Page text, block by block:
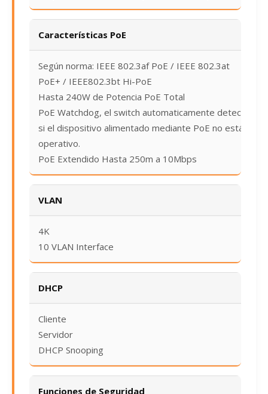
Características PoE
Según norma: IEEE 802.3af PoE / IEEE 802.3at
PoE+ / IEEE802.3bt Hi-PoE
Hasta 240W de Potencia PoE Total
PoE Watchdog, el switch automaticamente detecta
si el dispositivo alimentado mediante PoE no está
operativo.
PoE Extendido Hasta 250m a 10Mbps
VLAN
4K
10 VLAN Interface
DHCP
Cliente
Servidor
DHCP Snooping
Funciones de Seguridad